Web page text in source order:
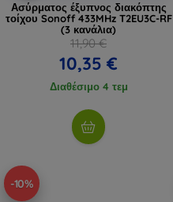
Ασύρματος έξυπνος διακόπτης
τοίχου Sonoff 433MHz T2EU3C-RF
(3 κανάλια)
11,90 €
10,35 €
Διαθέσιμο 4 τεμ
-10%